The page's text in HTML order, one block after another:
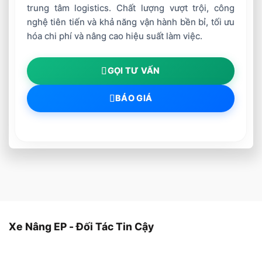
trung tâm logistics. Chất lượng vượt trội, công
nghệ tiên tiến và khả năng vận hành bền bỉ, tối ưu
hóa chi phí và nâng cao hiệu suất làm việc.
GỌI TƯ VẤN
BÁO GIÁ
Xe Nâng EP - Đối Tác Tin Cậy